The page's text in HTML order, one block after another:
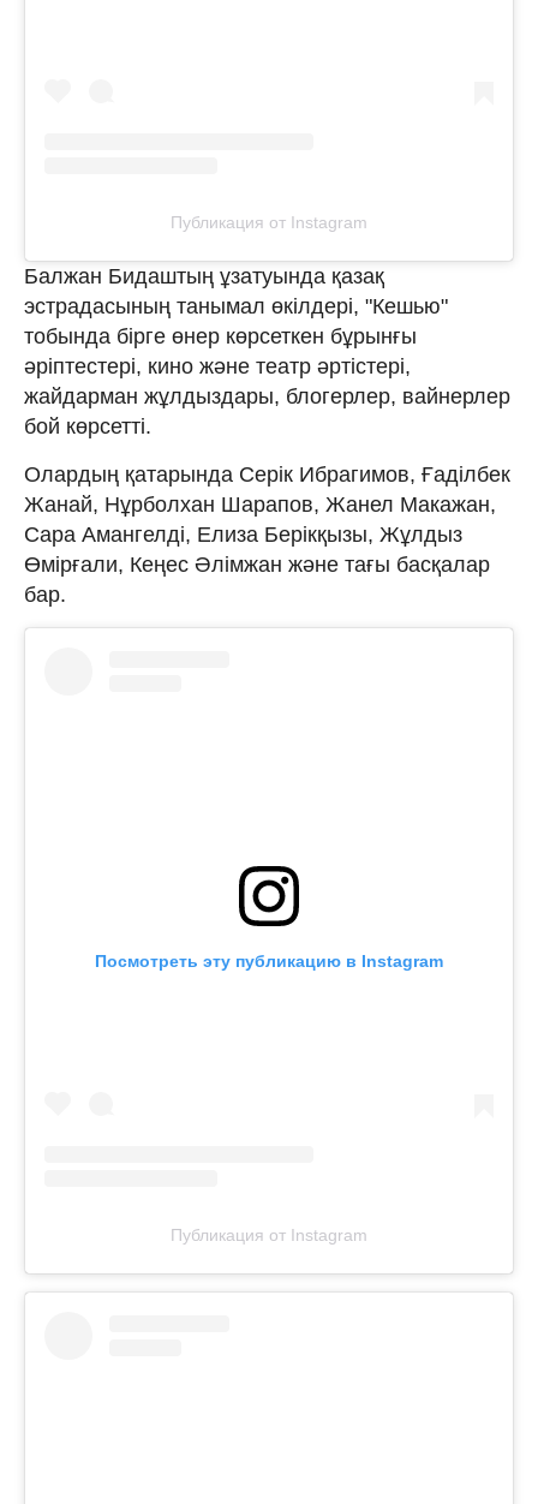
Публикация от Instagram
Балжан Бидаштың ұзатуында қазақ
эстрадасының танымал өкілдері, "Кешью"
тобында бірге өнер көрсеткен бұрынғы
әріптестері, кино және театр әртістері,
жайдарман жұлдыздары, блогерлер, вайнерлер
бой көрсетті.
Олардың қатарында Серік Ибрагимов, Ғаділбек
Жанай, Нұрболхан Шарапов, Жанел Макажан,
Сара Амангелді, Елиза Берікқызы, Жұлдыз
Өмірғали, Кеңес Әлімжан және тағы басқалар
бар.
Посмотреть эту публикацию в Instagram
Публикация от Instagram